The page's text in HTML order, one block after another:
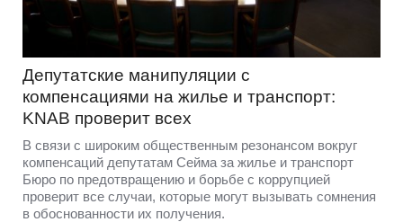
Депутатские манипуляции с
компенсациями на жилье и транспорт:
KNAB проверит всех
В связи с широким общественным резонансом вокруг
компенсаций депутатам Сейма за жилье и транспорт
Бюро по предотвращению и борьбе с коррупцией
проверит все случаи, которые могут вызывать сомнения
в обоснованности их получения.